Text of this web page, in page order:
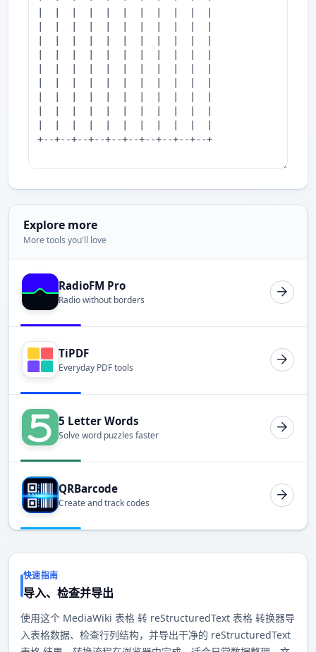
Explore more
More tools you'll love
RadioFM Pro
Radio without borders
TiPDF
Everyday PDF tools
5 Letter Words
Solve word puzzles faster
QRBarcode
Create and track codes
快速指南
导入、检查并导出
使用这个 MediaWiki 表格 转 reStructuredText 表格 转换器导
入表格数据、检查行列结构，并导出干净的 reStructuredText